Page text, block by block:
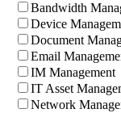
Bandwidth
Device
Document
Email
IM Management
IT Asset
Network